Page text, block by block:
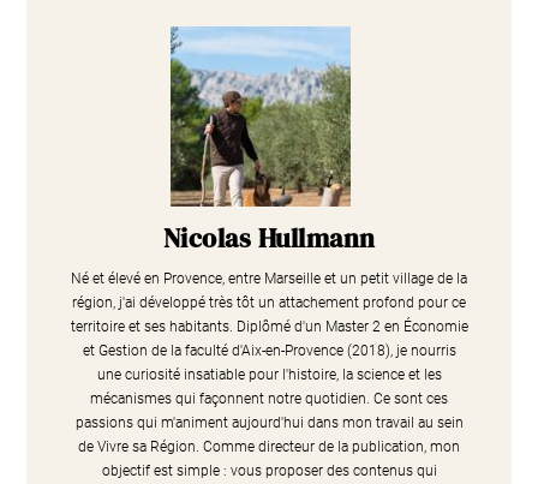
Nicolas Hullmann
Né et élevé en Provence, entre Marseille et un petit village de la
région, j'ai développé très tôt un attachement profond pour ce
territoire et ses habitants. Diplômé d'un Master 2 en Économie
et Gestion de la faculté d'Aix-en-Provence (2018), je nourris
une curiosité insatiable pour l'histoire, la science et les
mécanismes qui façonnent notre quotidien. Ce sont ces
passions qui m'animent aujourd'hui dans mon travail au sein
de Vivre sa Région. Comme directeur de la publication, mon
objectif est simple : vous proposer des contenus qui